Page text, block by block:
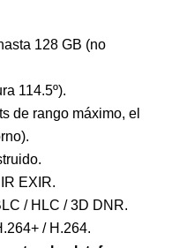
128 GB (no
114.5º).
de rango máximo, el
EXIR.
/ HLC / 3D DNR.
/ H.264.